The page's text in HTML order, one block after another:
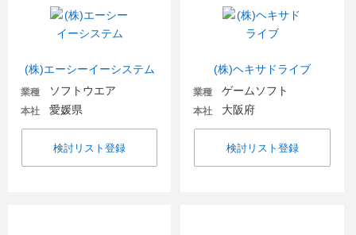
(株)エーシーイーシステム
業種 ソフトウエア
本社 愛媛県
検討リスト登録
(株)ヘキサドライブ
業種 ゲームソフト
本社 大阪府
検討リスト登録